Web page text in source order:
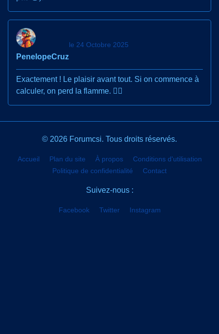
PenelopeCruz
le 24 Octobre 2025
Exactement ! Le plaisir avant tout. Si on commence à
calculer, on perd la flamme. 👌🏻
© 2026 Forumcsi. Tous droits réservés.
Accueil Plan du site À propos
Conditions d'utilisation
Politique de confidentialité
Contact
Suivez-nous :
Facebook Twitter Instagram